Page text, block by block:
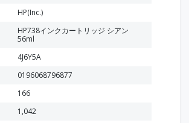
HP(Inc.)
HP738インクカートリッジ シアン
56ml
4J6Y5A
0196068796877
166
1,042